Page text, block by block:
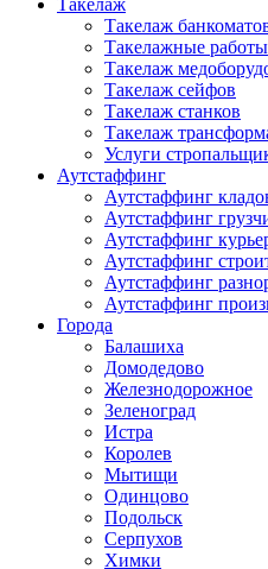
Такелаж
Такелаж
Такелажные работы
Такелаж
Такелаж сейфов
Такелаж станков
Такелаж
Услуги
Аутстаффинг
Аутстаффинг
Аутстаффинг
Аутстаффинг
Аутстаффинг
Аутстаффинг
Аутстаффинг
Города
Балашиха
Домодедово
Железнодорожное
Зеленоград
Истра
Королев
Мытищи
Одинцово
Подольск
Серпухов
Химки